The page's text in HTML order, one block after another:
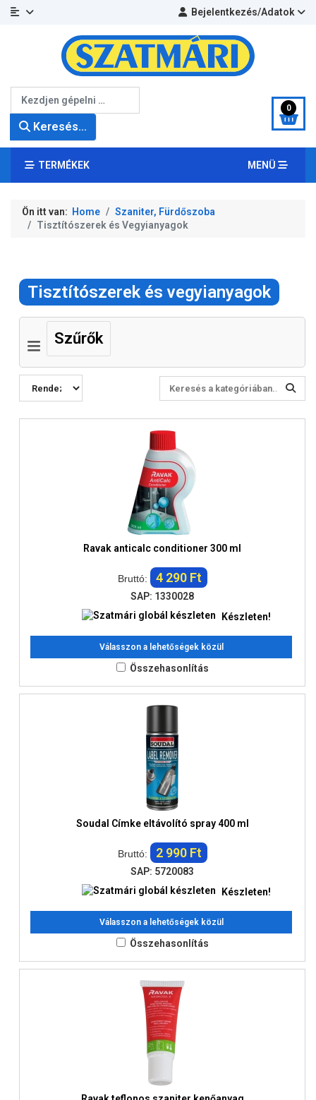
Bejelentkezés/Adatok
Keresés...
0
TERMÉKEK MENÜ
Ön itt van: Home
Szaniter, Fürdőszoba
Tisztítószerek és Vegyianyagok
Tisztítószerek és vegyianyagok
Szűrők
Ravak anticalc conditioner 300 ml
Bruttó: 4 290 Ft
SAP: 1330028
Készleten!
Válasszon a lehetőségek közül
Összehasonlítás
Soudal Címke eltávolító spray 400 ml
Bruttó: 2 990 Ft
SAP: 5720083
Készleten!
Válasszon a lehetőségek közül
Összehasonlítás